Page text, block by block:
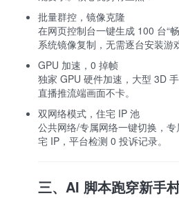
批量群控，镜像克隆
在网页控制台一键生成 100 台“
系统镜像复制，无需逐台安装游
GPU 加速，0 掉帧
独家 GPU 硬件加速，大型 3D
直播推流端画面不卡。
双网络模式，住宅 IP 池
公共网络/专属网络一键切换，
宅 IP，平台检测 0 投诉记录。
三、AI 脚本跑穿新手